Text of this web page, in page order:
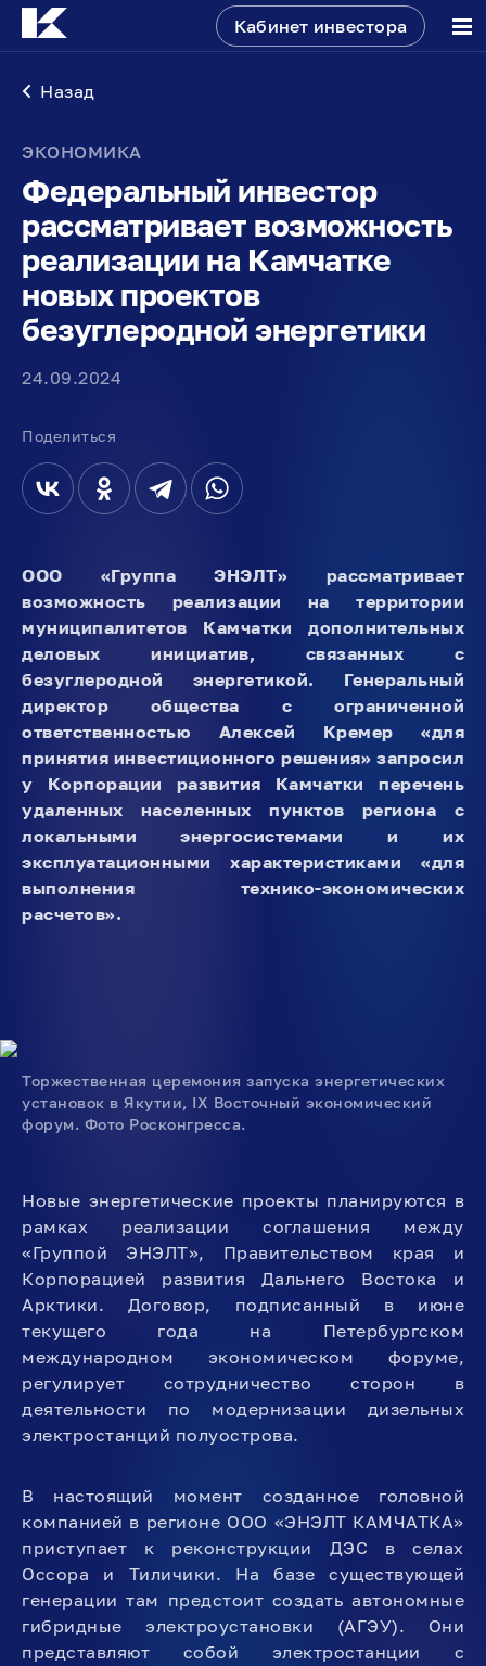
Кабинет инвестора
Назад
ЭКОНОМИКА
Федеральный инвестор
рассматривает возможность
реализации на Камчатке
новых проектов
безуглеродной энергетики
24.09.2024
Поделиться
ООО «Группа ЭНЭЛТ» рассматривает
возможность реализации на территории
муниципалитетов Камчатки дополнительных
деловых инициатив, связанных с
безуглеродной энергетикой. Генеральный
директор общества с ограниченной
ответственностью Алексей Кремер «для
принятия инвестиционного решения» запросил
у Корпорации развития Камчатки перечень
удаленных населенных пунктов региона с
локальными энергосистемами и их
эксплуатационными характеристиками «для
выполнения технико-экономических
расчетов».
Торжественная церемония запуска энергетических
установок в Якутии, IX Восточный экономический
форум. Фото Росконгресса.
Новые энергетические проекты планируются в
рамках реализации соглашения между
«Группой ЭНЭЛТ», Правительством края и
Корпорацией развития Дальнего Востока и
Арктики. Договор, подписанный в июне
текущего года на Петербургском
международном экономическом форуме,
регулирует сотрудничество сторон в
деятельности по модернизации дизельных
электростанций полуострова.
В настоящий момент созданное головной
компанией в регионе ООО «ЭНЭЛТ КАМЧАТКА»
приступает к реконструкции ДЭС в селах
Оссора и Тиличики. На базе существующей
генерации там предстоит создать автономные
гибридные электроустановки (АГЭУ). Они
представляют собой электростанции с